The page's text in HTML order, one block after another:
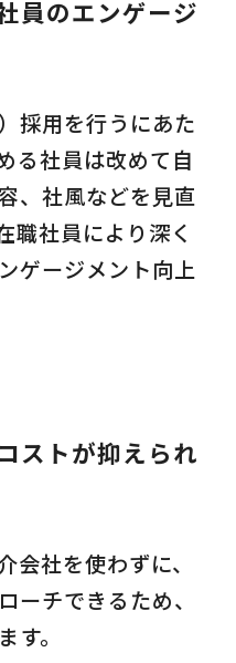
員のエンゲージ
採用を行うにあた
る社員は改めて自
、社風などを見直
職社員により深く
ゲージメント向上
ストが抑えられ
会社を使わずに、
ーチできるため、
。